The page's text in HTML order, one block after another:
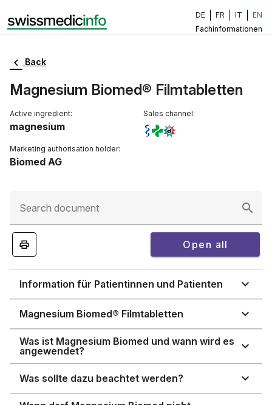
Fachinformationen
DE FR IT EN
Back
Magnesium Biomed® Filmtabletten
Active ingredient:
magnesium
Marketing authorisation holder:
Biomed AG
Sales channel:
Search document
Open all
Information für Patientinnen und Patienten
Magnesium Biomed® Filmtabletten
Was ist Magnesium Biomed und wann wird es
angewendet?
Was sollte dazu beachtet werden?